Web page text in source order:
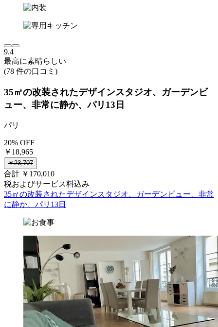
9.4
最高に素晴らしい
(78 件の口コミ)
35㎡の改装されたデザインスタジオ、ガーデンビ
ュー、非常に静か、パリ13日
パリ
20% OFF
￥18,965
￥23,707
合計 ￥170,010
税およびサービス料込み
35㎡の改装されたデザインスタジオ、ガーデンビュー、非常
に静か、パリ13日